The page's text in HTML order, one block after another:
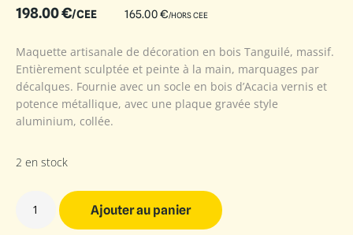
198.00€/CEE 165.00€/HORS CEE
Maquette artisanale de décoration en bois Tanguilé, massif.
Entièrement sculptée et peinte à la main, marquages par
décalques. Fournie avec un socle en bois d’Acacia vernis et
potence métallique, avec une plaque gravée style
aluminium, collée.
2 en stock
Ajouter au panier